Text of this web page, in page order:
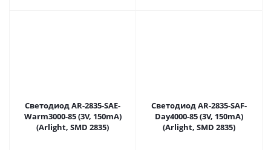
Светодиод AR-2835-SAE-
Warm3000-85 (3V, 150mA)
(Arlight, SMD 2835)
Светодиод AR-2835-SAF-
Day4000-85 (3V, 150mA)
(Arlight, SMD 2835)